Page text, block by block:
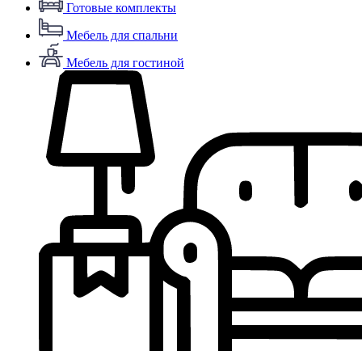
Готовые комплекты
Мебель для спальни
Мебель для гостиной